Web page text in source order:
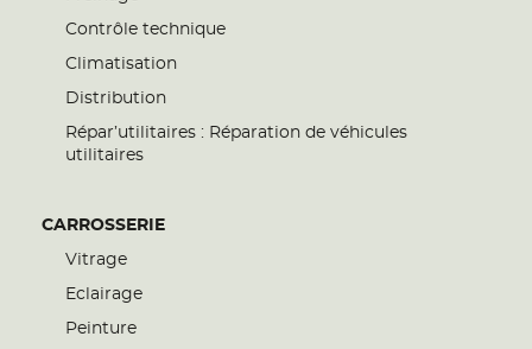
Contrôle technique
Climatisation
Distribution
Répar’utilitaires : Réparation de véhicules
utilitaires
CARROSSERIE
Vitrage
Eclairage
Peinture